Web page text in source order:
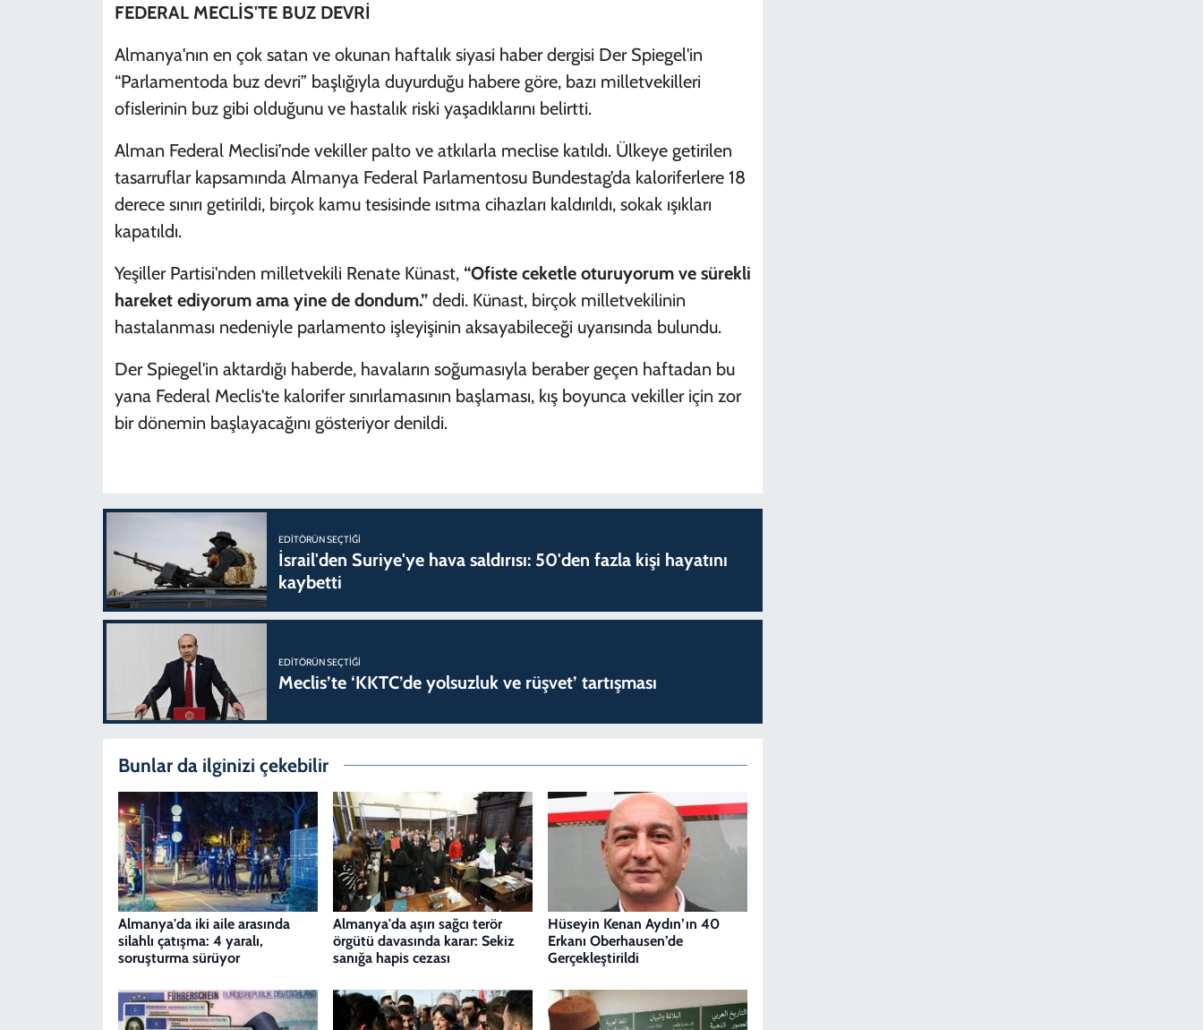
FEDERAL MECLİS'TE BUZ DEVRİ
Almanya'nın en çok satan ve okunan haftalık siyasi haber dergisi Der Spiegel'in
“Parlamentoda buz devri” başlığıyla duyurduğu habere göre, bazı milletvekilleri
ofislerinin buz gibi olduğunu ve hastalık riski yaşadıklarını belirtti.
Alman Federal Meclisi’nde vekiller palto ve atkılarla meclise katıldı. Ülkeye getirilen
tasarruflar kapsamında Almanya Federal Parlamentosu Bundestag’da kaloriferlere 18
derece sınırı getirildi, birçok kamu tesisinde ısıtma cihazları kaldırıldı, sokak ışıkları
kapatıldı.
Yeşiller Partisi'nden milletvekili Renate Künast,“Ofiste ceketle oturuyorum ve sürekli
hareket ediyorum ama yine de dondum.” dedi. Künast, birçok milletvekilinin
hastalanması nedeniyle parlamento işleyişinin aksayabileceği uyarısında bulundu.
Der Spiegel'in aktardığı haberde, havaların soğumasıyla beraber geçen haftadan bu
yana Federal Meclis'te kalorifer sınırlamasının başlaması, kış boyunca vekiller için zor
bir dönemin başlayacağını gösteriyor denildi.
EDITÖRÜN SEÇTIĞI
İsrail'den Suriye'ye hava saldırısı: 50'den fazla kişi hayatını
kaybetti
EDITÖRÜN SEÇTIĞI
Meclis’te ‘KKTC’de yolsuzluk ve rüşvet’ tartışması
Bunlar da ilginizi çekebilir
Almanya'da iki aile arasında
silahlı çatışma: 4 yaralı,
soruşturma sürüyor
Almanya'da aşırı sağcı terör
örgütü davasında karar: Sekiz
sanığa hapis cezası
Hüseyin Kenan Aydın’ın 40
Erkanı Oberhausen’de
Gerçekleştirildi